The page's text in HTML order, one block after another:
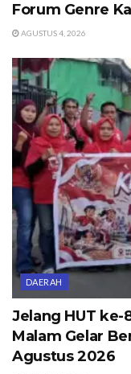
Forum Genre
AGUSTUS 4, 2026
DAERAH
Jelang HUT ke-
Malam Gelar
Agustus 2026